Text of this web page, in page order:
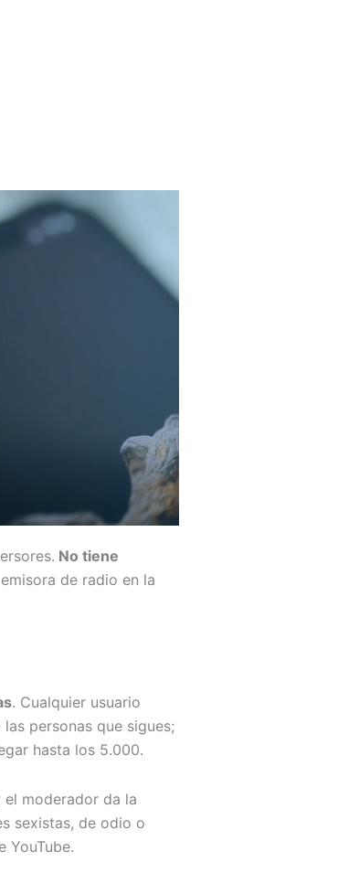
No tiene
de radio en la
. Cualquier usuario
personas que sigues;
hasta los 5.000.
el moderador da la
sexistas, de odio o
YouTube.